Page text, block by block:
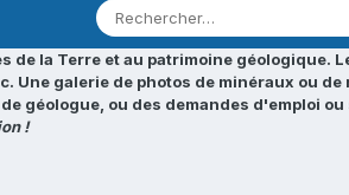
de la Terre et au patrimoine géologique.
galerie de photos de minéraux ou de
géologue, ou des demandes d'emploi
!